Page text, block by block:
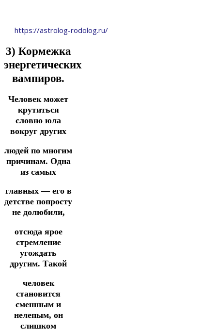
https://astrolog-rodolog.ru/
3) Кормежка
энергетических
вампиров.
Человек может
крутиться
словно юла
вокруг других
людей по многим
причинам. Одна
из самых
главных — его в
детстве попросту
не долюбили,
отсюда ярое
стремление
угождать
другим. Такой
человек
становится
смешным и
нелепым, он
слишком